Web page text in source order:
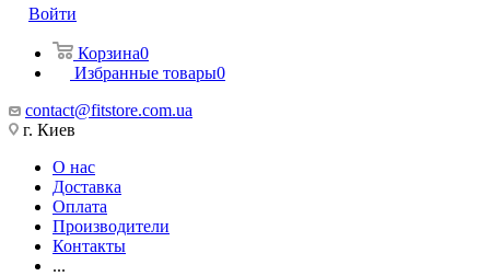
Войти
Корзина0
Избранные товары0
contact@fitstore.com.ua
г. Киев
О нас
Доставка
Оплата
Производители
Контакты
...